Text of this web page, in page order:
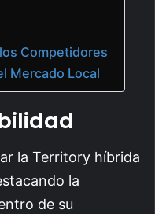
Competidores
Mercado Local
la Territory híbrida
la
de su